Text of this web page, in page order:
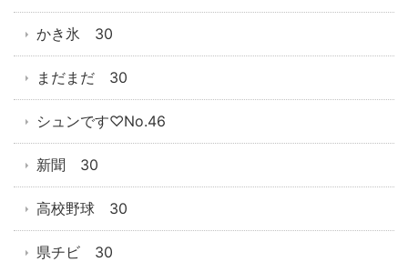
かき氷 30
まだまだ 30
シュンです♡No.46
新聞 30
高校野球 30
県チビ 30